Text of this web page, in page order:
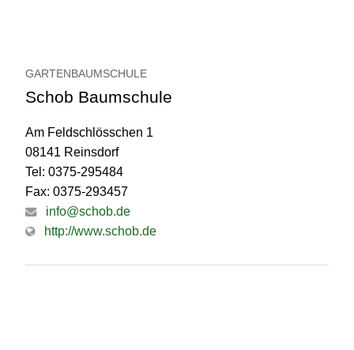
GARTENBAUMSCHULE
Schob Baumschule
Am Feldschlösschen 1
08141 Reinsdorf
Tel: 0375-295484
Fax: 0375-293457
info@schob.de
http://www.schob.de